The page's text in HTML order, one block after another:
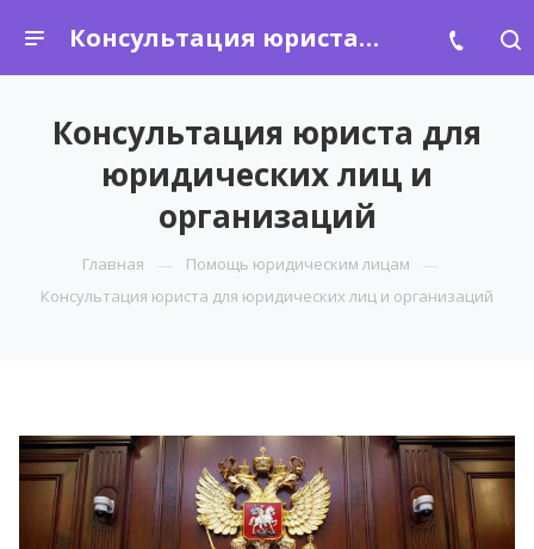
Консультация юриста для юридических лиц и организаций
Консультация юриста для
юридических лиц и
организаций
Главная
Помощь юридическим лицам
Консультация юриста для юридических лиц и организаций